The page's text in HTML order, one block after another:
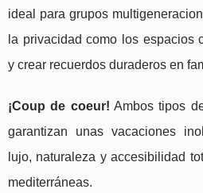
ideal para grupos
la privacidad como los espacios
y crear recuerdos duraderos en
¡Coup de coeur! Ambos tipos
garantizan unas vacaciones
lujo, naturaleza y accesibilidad
mediterráneas.